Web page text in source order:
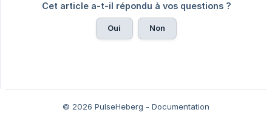
Cet article a-t-il répondu à vos questions ?
Oui Non
© 2026 PulseHeberg - Documentation